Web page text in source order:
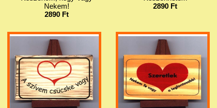
Nekem!
2890 Ft
2890 Ft